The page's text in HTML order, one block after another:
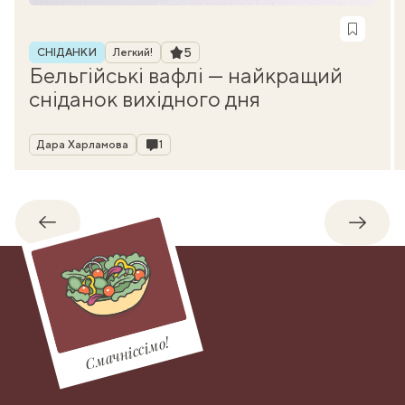
Рубрика
СНІДАНКИ Легкий! Рейтинг
5
Бельгійські вафлі — найкращий
сніданок вихідного дня
Автор
Дара Харламова Коментарі
1
Назад
Смачніссімо!